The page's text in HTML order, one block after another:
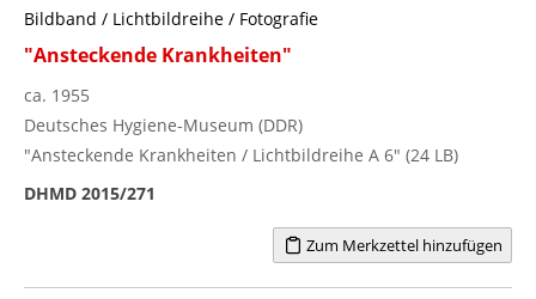
Bildband / Lichtbildreihe / Fotografie
"Ansteckende Krankheiten"
ca. 1955
Deutsches Hygiene-Museum (DDR)
"Ansteckende Krankheiten / Lichtbildreihe A 6" (24 LB)
DHMD 2015/271
Zum Merkzettel hinzufügen